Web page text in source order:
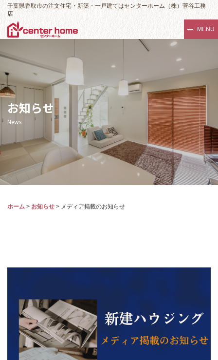
千葉県香取市の注文住宅・新築・一戸建てはセンターホーム（株）菅谷工務
店
MENU
お知らせ
News
ホーム > お知らせ > メディア掲載のお知らせ